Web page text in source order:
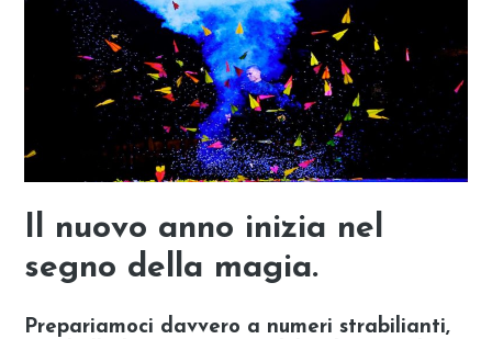
Il nuovo anno inizia nel
segno della magia.
Prepariamoci davvero a numeri strabilianti,